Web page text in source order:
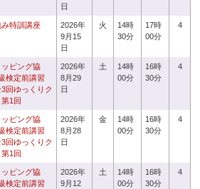
日
み特訓講座
2026年
9月15
日
火
14時
30分
17時
00分
4
ッピング協
検定前講習
回ゆっくりク
1回
2026年
8月29
日
土
14時
00分
16時
30分
4
ッピング協
検定前講習
回ゆっくりク
1回
2026年
8月28
日
金
14時
00分
16時
30分
4
ッピング協
検定前講習
2026年
9月12
土
14時
00分
16時
30分
4